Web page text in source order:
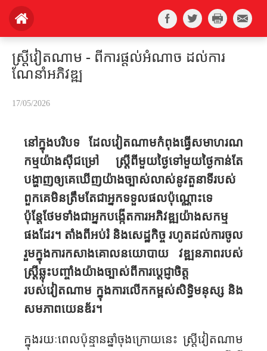
ស្ត្រីវៀតណាម - ពីការផ្តល់អំណាច ដល់ការ
ណែនាំអភិវឌ្ឍ
17/05/2026
នៅក្នុងបរិបទ ដែល​វៀតណាមកំពុងធ្វើសមាហរណ​
កម្ម​​​យ៉ាងស៊ីជម្រៅ ស្ត្រីពីមួយថ្ងៃទៅមួយថ្ងៃកាន់តែ
បង្ហាញឲ្យ​គេ​ឃើញយ៉ាងច្បាស់លាស់នូវតួនាទីរបស់
ពួកគេមិនត្រឹមតែជាអ្នកទទួលផលប៉ុណ្ណោះទេ
ប៉ុន្តែថែមទាំងជាអ្នកបង្កើតការអភិវឌ្ឍយ៉ាងសកម្ម
ផងដែរ។ តាំងពីអប់រំ និងសេដ្ឋកិច្ច រហូតដល់ការចូល
រួមក្នុងការកសាងគោលនយោបាយ វឌ្ឍនភាពរបស់
ស្ត្រីឆ្លុះបញ្ចាំងយ៉ាងច្បាស់ពីការប្តេជ្ញាចិត្ត
របស់វៀតណាម ក្នុងការលើកកម្ពស់សិទ្ធិមនុស្ស និង
សមភាពយេនឌ័រ។
ក្នុងរយៈពេលប៉ុន្មានឆ្នាំចុងក្រោយនេះ ស្ត្រីវៀតណាម